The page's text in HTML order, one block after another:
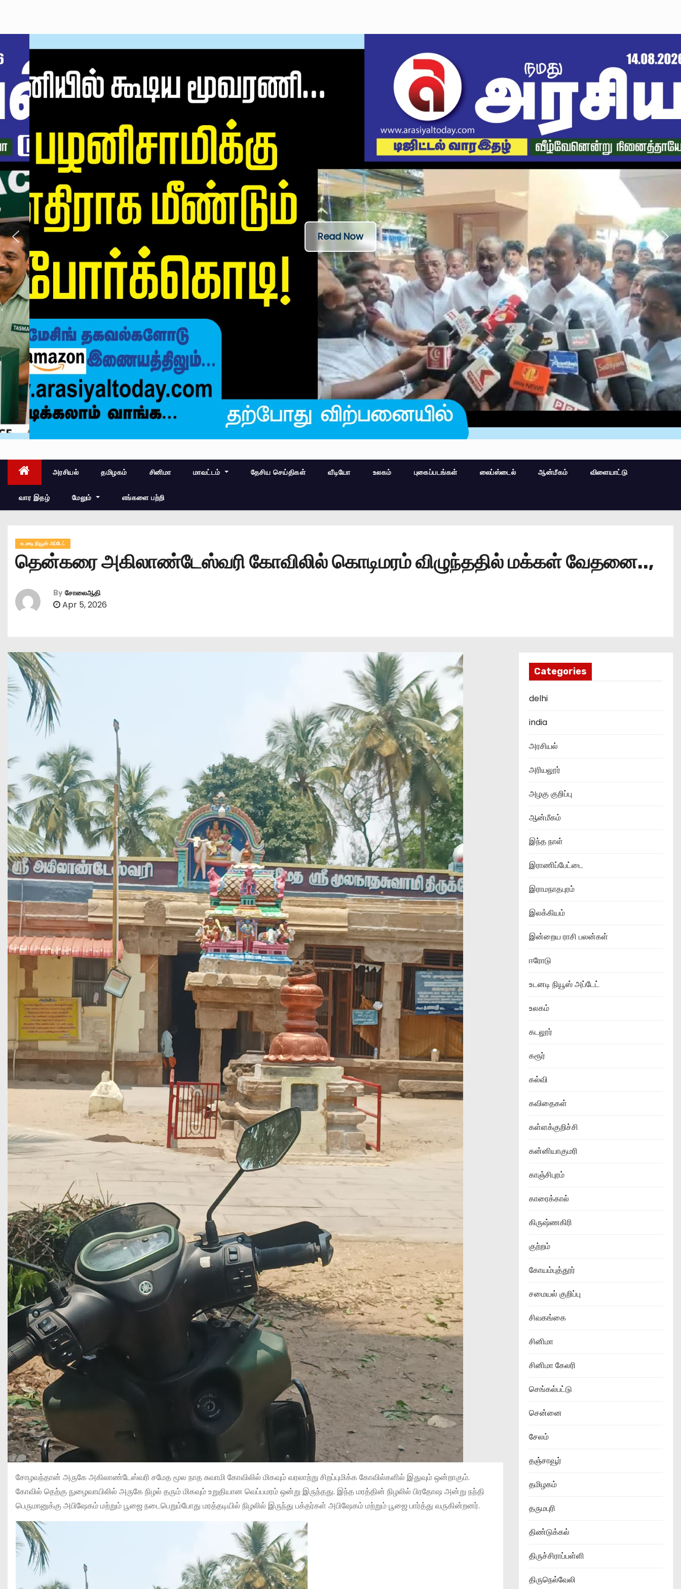
Read Now
அரசியல் தமிழகம் சினிமா மாவட்டம் தேசிய செய்திகள் வீடியோ உலகம் புகைப்படங்கள் லைப்ஸ்டைல் ஆன்மீகம் விளையாட்டு
வார இதழ் மேலும் எங்களை பற்றி
உடனடி நியூஸ் அப்டேட்
தென்கரை அகிலாண்டேஸ்வரி கோவிலில் கொடிமரம் விழுந்ததில் மக்கள் வேதனை..,
By சோலைஆதி
Apr 5, 2026
சோழவந்தான் அருகே அகிலாண்டேஸ்வரி சமேத மூல நாத சுவாமி கோவிலில் மிகவும் வரலாற்று சிறப்புமிக்க கோவில்களில் இதுவும் ஒன்றாகும்.
கோவில் தெற்கு நுழைவாயிலில் அருகே நிழல் தரும் மிகவும் உறுதியான வெப்பமரம் ஒன்று இருந்தது. இந்த மரத்தின் நிழலில் பிரதோஷ அன்று நந்தி
பெருமானுக்கு அபிஷேகம் மற்றும் பூஜை நடைபெறும்போது மரத்தடியில் நிழலில் இருந்து பக்தர்கள் அபிஷேகம் மற்றும் பூஜை பார்த்து வருகின்றனர்.
Categories
delhi
india
அரசியல்
அரியலூர்
அழகு குறிப்பு
ஆன்மீகம்
இந்த நாள்
இராணிப்பேட்டை
இராமநாதபுரம்
இலக்கியம்
இன்றைய ராசி பலன்கள்
ஈரோடு
உடனடி நியூஸ் அப்டேட்
உலகம்
கடலூர்
கரூர்
கல்வி
கவிதைகள்
கள்ளக்குறிச்சி
கன்னியாகுமரி
காஞ்சிபுரம்
காரைக்கால்
கிருஷ்ணகிரி
குற்றம்
கோயம்புத்தூர்
சமையல் குறிப்பு
சிவகங்கை
சினிமா
சினிமா கேலரி
செங்கல்பட்டு
சென்னை
சேலம்
தஞ்சாவூர்
தமிழகம்
தருமபுரி
திண்டுக்கல்
திருச்சிராப்பள்ளி
திருநெல்வேலி